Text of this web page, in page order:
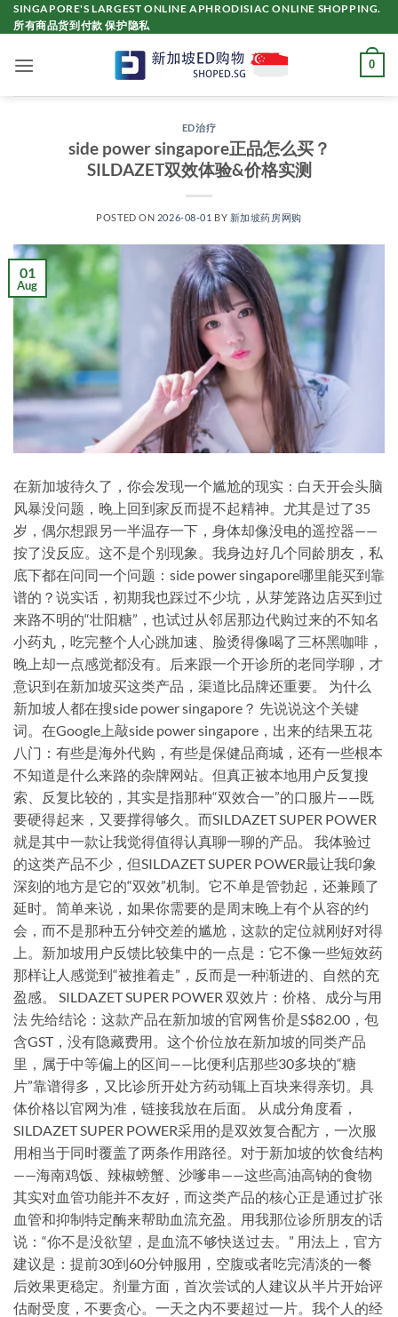
Skip
to
SINGAPORE'S LARGEST ONLINE APHRODISIAC ONLINE SHOPPING.
所有商品货到付款 保护隐私
0
ED治疗
side power singapore正品怎么买？
SILDAZET双效体验&价格实测
POSTED ON 2026-08-01 BY 新加坡药房网购
01
Aug
在新加坡待久了，你会发现一个尴尬的现实：白天开会头脑
风暴没问题，晚上回到家反而提不起精神。尤其是过了35
岁，偶尔想跟另一半温存一下，身体却像没电的遥控器——
按了没反应。这不是个别现象。我身边好几个同龄朋友，私
底下都在问同一个问题：side power singapore哪里能买到靠
谱的？说实话，初期我也踩过不少坑，从芽笼路边店买到过
来路不明的“壮阳糖”，也试过从邻居那边代购过来的不知名
小药丸，吃完整个人心跳加速、脸烫得像喝了三杯黑咖啡，
晚上却一点感觉都没有。后来跟一个开诊所的老同学聊，才
意识到在新加坡买这类产品，渠道比品牌还重要。 为什么
新加坡人都在搜side power singapore？ 先说说这个关键
词。在Google上敲side power singapore，出来的结果五花
八门：有些是海外代购，有些是保健品商城，还有一些根本
不知道是什么来路的杂牌网站。但真正被本地用户反复搜
索、反复比较的，其实是指那种“双效合一”的口服片——既
要硬得起来，又要撑得够久。而SILDAZET SUPER POWER
就是其中一款让我觉得值得认真聊一聊的产品。 我体验过
的这类产品不少，但SILDAZET SUPER POWER最让我印象
深刻的地方是它的“双效”机制。它不单是管勃起，还兼顾了
延时。简单来说，如果你需要的是周末晚上有个从容的约
会，而不是那种五分钟交差的尴尬，这款的定位就刚好对得
上。新加坡用户反馈比较集中的一点是：它不像一些短效药
那样让人感觉到“被推着走”，反而是一种渐进的、自然的充
盈感。 SILDAZET SUPER POWER 双效片：价格、成分与用
法 先给结论：这款产品在新加坡的官网售价是S$82.00，包
含GST，没有隐藏费用。这个价位放在新加坡的同类产品
里，属于中等偏上的区间——比便利店那些30多块的“糖
片”靠谱得多，又比诊所开处方药动辄上百块来得亲切。具
体价格以官网为准，链接我放在后面。 从成分角度看，
SILDAZET SUPER POWER采用的是双效复合配方，一次服
用相当于同时覆盖了两条作用路径。对于新加坡的饮食结构
——海南鸡饭、辣椒螃蟹、沙嗲串——这些高油高钠的食物
其实对血管功能并不友好，而这类产品的核心正是通过扩张
血管和抑制特定酶来帮助血流充盈。用我那位诊所朋友的话
说：“你不是没欲望，是血流不够快送过去。” 用法上，官方
建议是：提前30到60分钟服用，空腹或者吃完清淡的一餐
后效果更稳定。剂量方面，首次尝试的人建议从半片开始评
估耐受度，不要贪心。一天之内不要超过一片。我个人的经